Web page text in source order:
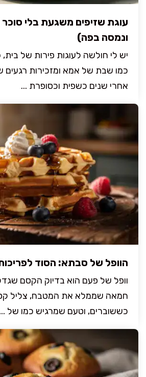
עוגת שזיפים משגעת בלי סוכר
ונמסה בפה)
יש לי חולשה לעוגות פירות של
כמו שבת של אמא ומזכירות
אחרי שנים כשפית וכסופרת ...
הוופל של סבתא: הסוד
וופל של פעם הוא בדיוק הקסם
חמאה שממלא את המטבח, צליל
כששוברים, וטעם שמרגיש כמו של ...